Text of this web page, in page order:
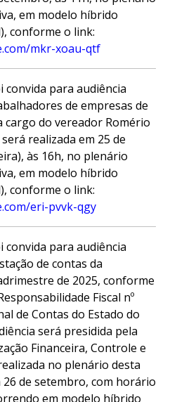
em modelo híbrido
conforme o link:
mkr-xoau-qtf
convida para audiência
de empresas de
cargo do vereador Romério
realizada em 25 de
às 16h, no plenário
em modelo híbrido
conforme o link:
eri-pvvk-qgy
convida para audiência
de contas da
de 2025, conforme
Fiscal nº
de Contas do Estado do
será presidida pela
Financeira, Controle e
no plenário desta
26 de setembro, com horário
em modelo híbrido